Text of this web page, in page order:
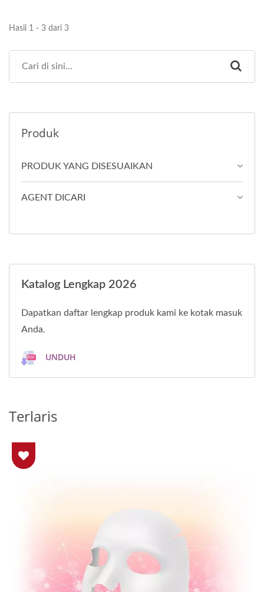
Hasil 1 - 3 dari 3
Produk
PRODUK YANG DISESUAIKAN
AGENT DICARI
Katalog Lengkap 2026
Dapatkan daftar lengkap produk kami ke kotak masuk
Anda.
UNDUH
Terlaris